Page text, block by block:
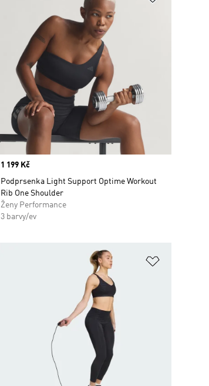
Price
1 199 Kč
Podprsenka Light Support Optime Workout
Rib One Shoulder
Ženy Performance
3 barvy/ev